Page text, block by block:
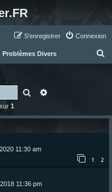
Connexion
S’enregistrer
Problèmes Divers
e
Rechercher
sur 1
11:30 am
1 2
11:36 pm